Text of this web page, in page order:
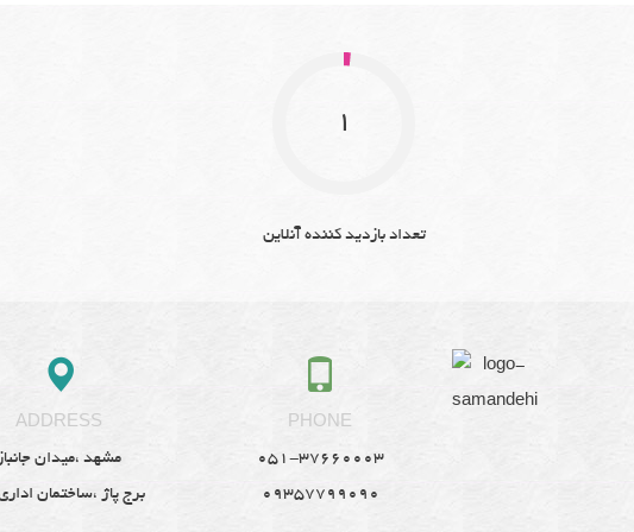
1
تعداد بازدید کننده آنلاین
ADDRESS
مشهد ،میدان
برج پاژ ،ساختمان
PHONE
051-37660003
09357799090